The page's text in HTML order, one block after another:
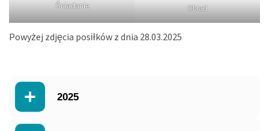
Śniadanie Obiad
Powyżej zdjęcia posiłków z dnia 28.03.2025
2025